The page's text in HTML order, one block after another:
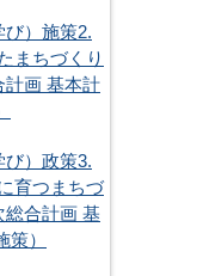
び）施策2.
まちづくり
計画 基本計
び）政策3.
育つまちづ
総合計画 基
）